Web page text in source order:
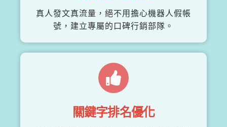
真人發文真流量，絕不用擔心機器人假帳
號，建立專屬的口碑行銷部隊。
關鍵字排名優化